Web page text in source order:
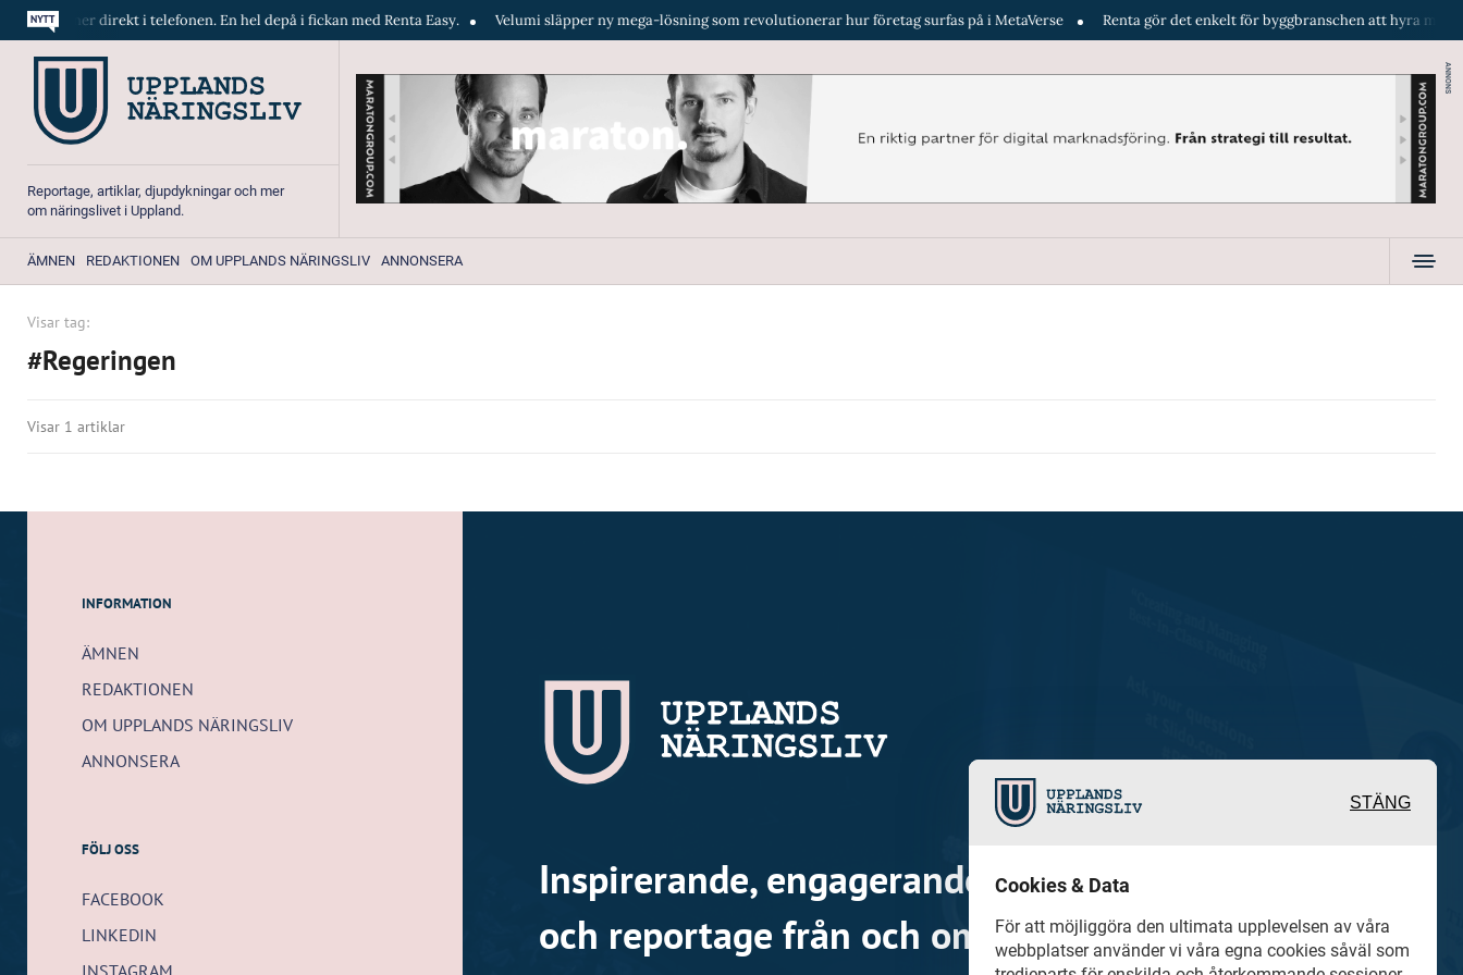
direkt i telefonen. En hel depå i fickan med Renta Easy. Velumi släpper ny mega-lösning som revolutionerar hur företag surfas på i MetaVerse Renta gör det enkelt för byggbranschen att hyra
Reportage, artiklar, djupdykningar och mer
om näringslivet i Uppland.
ANNONS
ÄMNEN REDAKTIONEN OM UPPLANDS NÄRINGSLIV ANNONSERA
Visar tag:
#Regeringen
Visar 1 artiklar
INFORMATION
ÄMNEN
REDAKTIONEN
OM UPPLANDS NÄRINGSLIV
ANNONSERA
FÖLJ OSS
FACEBOOK
LINKEDIN
Inspirerande, engagerande och värdefulla berättelser
och reportage från och om det lokala näringslivet
STÄNG
Cookies & Data
För att möjliggöra den ultimata upplevelsen av våra
webbplatser använder vi våra egna cookies såväl som